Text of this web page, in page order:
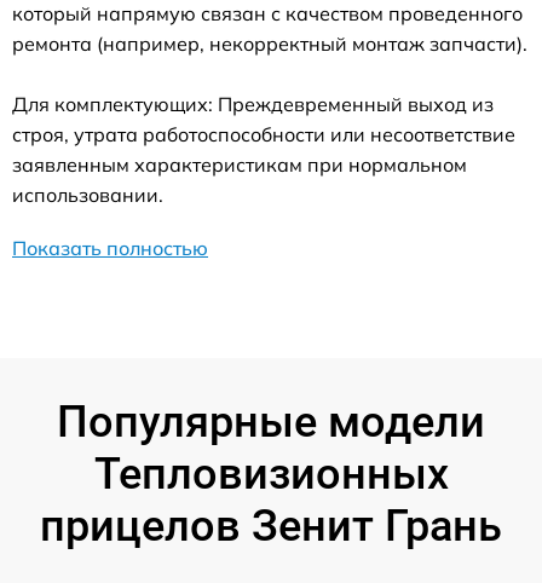
который напрямую связан с качеством проведенного
ремонта (например, некорректный монтаж запчасти).
Для комплектующих: Преждевременный выход из
строя, утрата работоспособности или несоответствие
заявленным характеристикам при нормальном
использовании.
Показать полностью
Популярные модели
Тепловизионных
прицелов Зенит Грань